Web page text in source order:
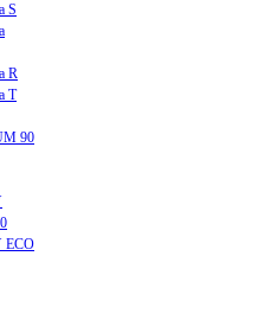
S
R
Т
90
ECO